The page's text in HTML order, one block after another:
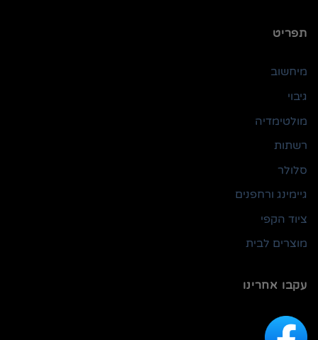
תפריט
מיחשוב
גיבוי
מולטימדיה
רשתות
סלולר
גיימינג ורחפנים
ציוד הקפי
מוצרים לבית
עקבו אחרינו